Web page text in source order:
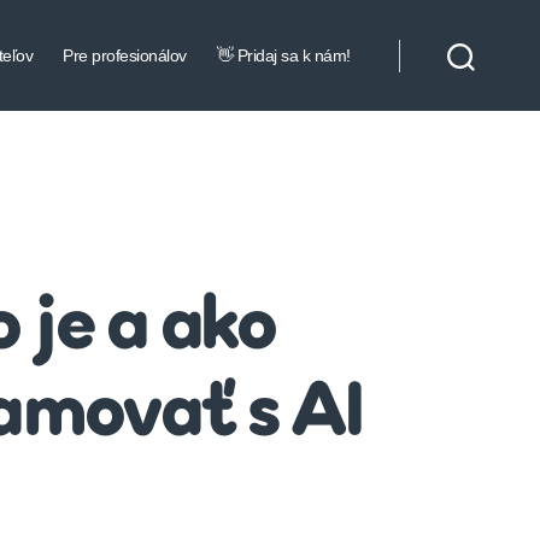
Pre profesionálov 👋 Pridaj sa k nám!
je a ako
s AI